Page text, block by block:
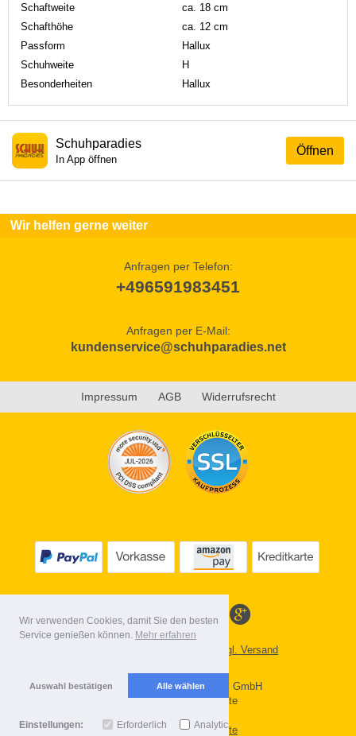
Wir verwenden Cookies, damit Sie den besten
Service genießen können. Mehr erfahren
Auswahl bestätigen Alle wählen
Einstellungen: Erforderlich Analytics
Schaftweite
ca. 18 cm
Schafthöhe
ca. 12 cm
Passform
Hallux
Schuhweite
H
Besonderheiten
Hallux
Öffnen
Schuhparadies
In App öffnen
Wir helfen gerne weiter
Anfragen per Telefon:
+496591983451
Anfragen per E-Mail:
kundenservice@schuhparadies.net
Impressum AGB Widerrufsrecht
Alle Preise inkl. MwSt. evtl. zzgl. Versand
Copyright 2026 by Gebr. Röhl GmbH
Mobile Shop by Shopgate
Zur klassischen Webseite